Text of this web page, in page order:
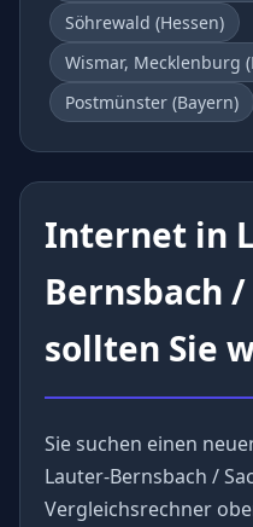
Söhrewald (Hessen)
Wismar, Mecklenburg
Postmünster (Bayern)
Internet in
Bernsbach /
sollten Sie
Sie suchen einen
Lauter-Bernsbach /
Vergleichsrechner